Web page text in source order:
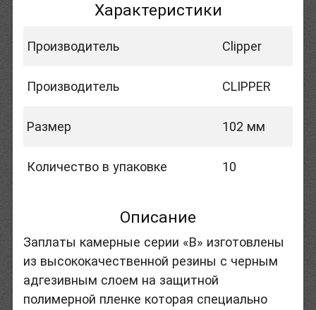
Характеристики
Производитель Clipper
Производитель CLIPPER
Размер 102 мм
Количество в упаковке 10
Описание
Заплаты камерные серии «В» изготовлены
из высококачественной резины с черным
адгезивным слоем на защитной
полимерной пленке которая специально